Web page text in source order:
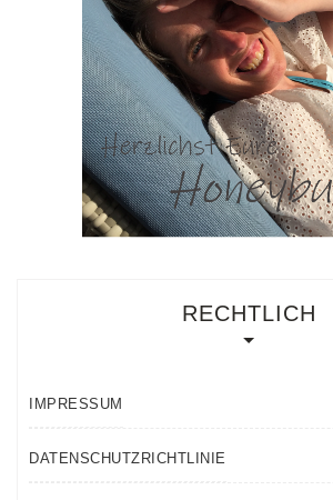
RECHTLICH
IMPRESSUM
DATENSCHUTZRICHTLINIE